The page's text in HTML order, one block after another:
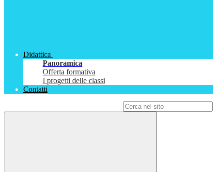
Didattica
Panoramica
Offerta formativa
I progetti delle classi
Contatti